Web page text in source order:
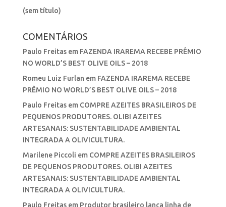
(sem título)
COMENTÁRIOS
Paulo Freitasem FAZENDA IRAREMA RECEBE PRÊMIO
NO WORLD’S BEST OLIVE OILS – 2018
Romeu Luiz Furlan em FAZENDA IRAREMA RECEBE
PRÊMIO NO WORLD’S BEST OLIVE OILS – 2018
Paulo Freitasem COMPRE AZEITES BRASILEIROS DE
PEQUENOS PRODUTORES. OLIBI AZEITES
ARTESANAIS: SUSTENTABILIDADE AMBIENTAL
INTEGRADA A OLIVICULTURA.
Marilene Piccoli em COMPRE AZEITES BRASILEIROS
DE PEQUENOS PRODUTORES. OLIBI AZEITES
ARTESANAIS: SUSTENTABILIDADE AMBIENTAL
INTEGRADA A OLIVICULTURA.
Paulo Freitasem Produtor brasileiro lança linha de